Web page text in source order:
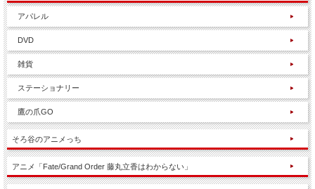
アパレル
DVD
雑貨
ステーショナリー
鷹の爪GO
そろ谷のアニメっち
アニメ「Fate/Grand Order 藤丸立香はわからない」